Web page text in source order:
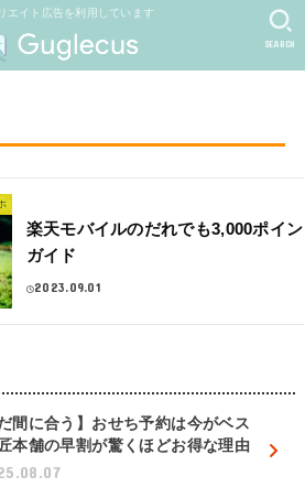
エイト広告を利用しています
SEARCH
楽天モバイルのだれでも3,000ポイ
ガイド
2023.09.01
だ間に合う】おせち予約は今がベス
本舗の早割が驚くほどお得な理由